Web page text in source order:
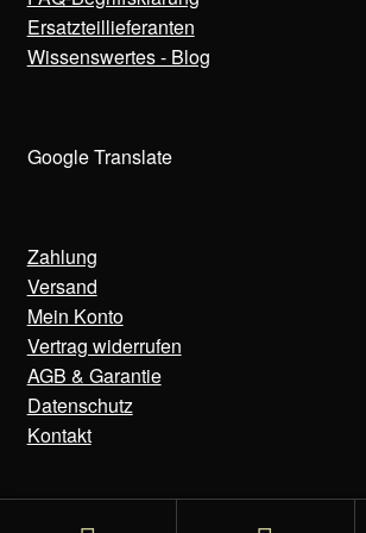
Ersatzteillieferanten
Wissenswertes - Blog
Google Translate
Zahlung
Versand
Mein Konto
Vertrag widerrufen
AGB & Garantie
Datenschutz
Kontakt